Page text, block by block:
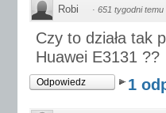
Robi · 651 tygodni temu
Czy to działa tak
Huawei E3131 ??
Odpowiedz 1